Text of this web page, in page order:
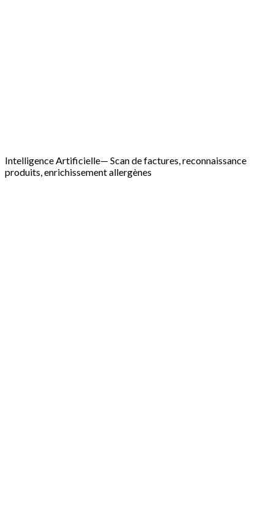
Intelligence Artificielle— Scan de factures, reconnaissance
produits, enrichissement allergènes